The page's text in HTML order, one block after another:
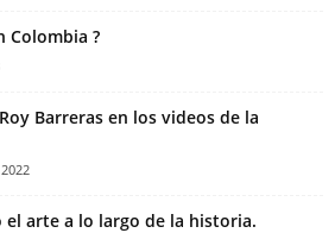
Colombia ?
Barreras en los videos de la
el arte a lo largo de la historia.